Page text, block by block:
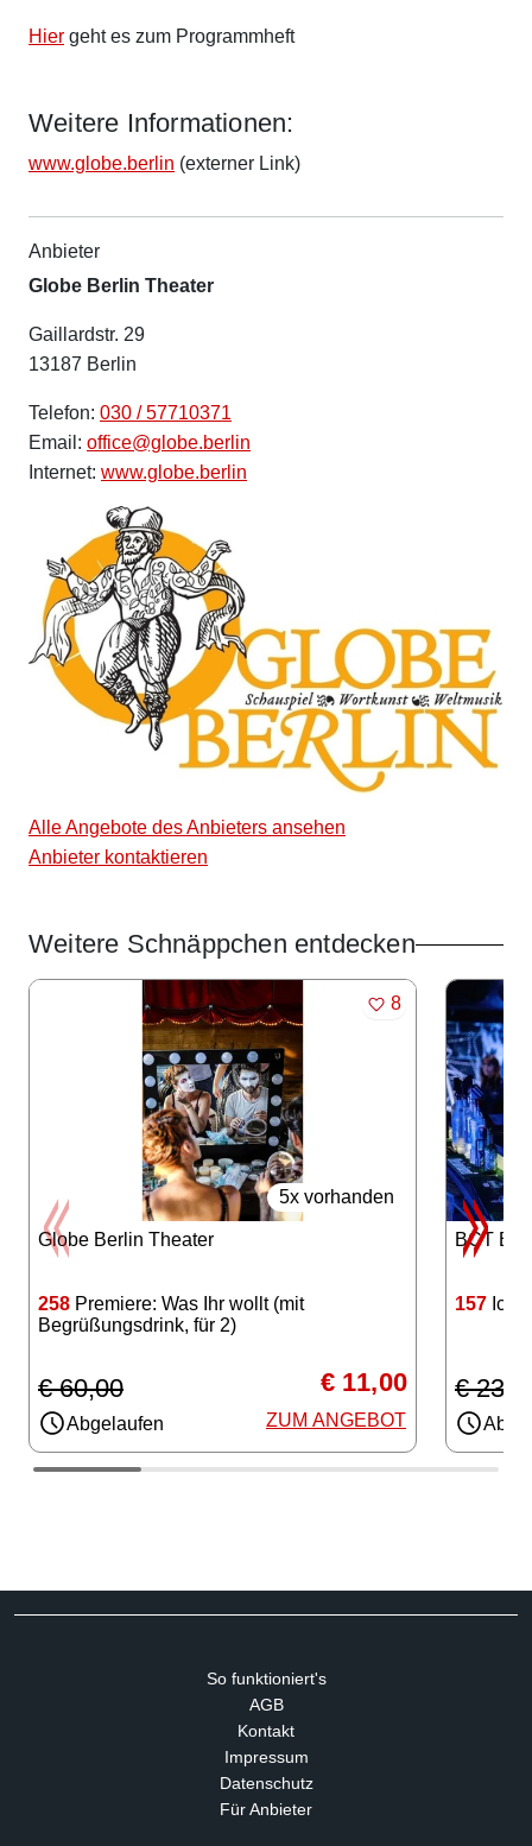
Hier geht es zum Programmheft
Weitere Informationen:
www.globe.berlin (externer Link)
Anbieter
Globe Berlin Theater
Gaillardstr. 29
13187 Berlin
Telefon: 030 / 57710371
Email: office@globe.berlin
Internet: www.globe.berlin
Alle Angebote des Anbieters ansehen
Anbieter kontaktieren
Weitere Schnäppchen entdecken
Angebote im Slider
5x vorhanden
MERKEN
8
Globe Berlin Theater
258 Premiere: Was Ihr wollt (mit
Begrüßungsdrink, für 2)
€ 60,00
Abgelaufen
€ 11,00
ZUM ANGEBOT
BCT
157
€
So funktioniert's
AGB
Kontakt
Impressum
Datenschutz
Für Anbieter